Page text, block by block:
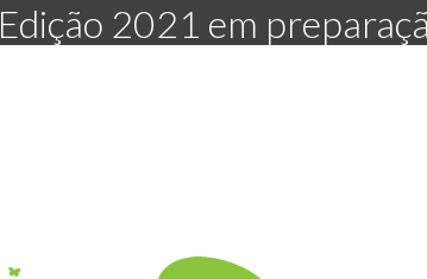
Edição 2021 em